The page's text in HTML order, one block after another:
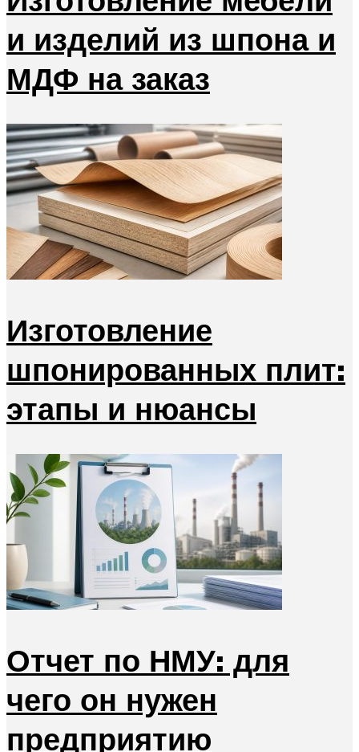
и изделий из шпона и
МДФ на заказ
Изготовление
шпонированных плит:
этапы и нюансы
Отчет по НМУ: для
чего он нужен
предприятию